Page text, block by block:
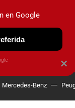
Mercedes-Benz
×
en Google